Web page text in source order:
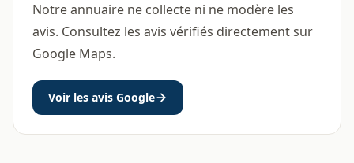
Notre annuaire ne collecte ni ne modère les
avis. Consultez les avis vérifiés directement sur
Google Maps.
Voir les avis Google